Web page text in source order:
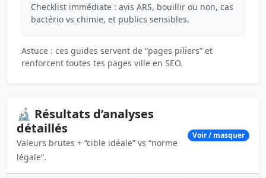
Checklist immédiate : avis ARS, bouillir ou non, cas
bactério vs chimie, et publics sensibles.
Astuce : ces guides servent de “pages piliers” et
renforcent toutes tes pages ville en SEO.
🔬 Résultats d’analyses
détaillés
Valeurs brutes + “cible idéale” vs “norme
légale”.
Voir / masquer